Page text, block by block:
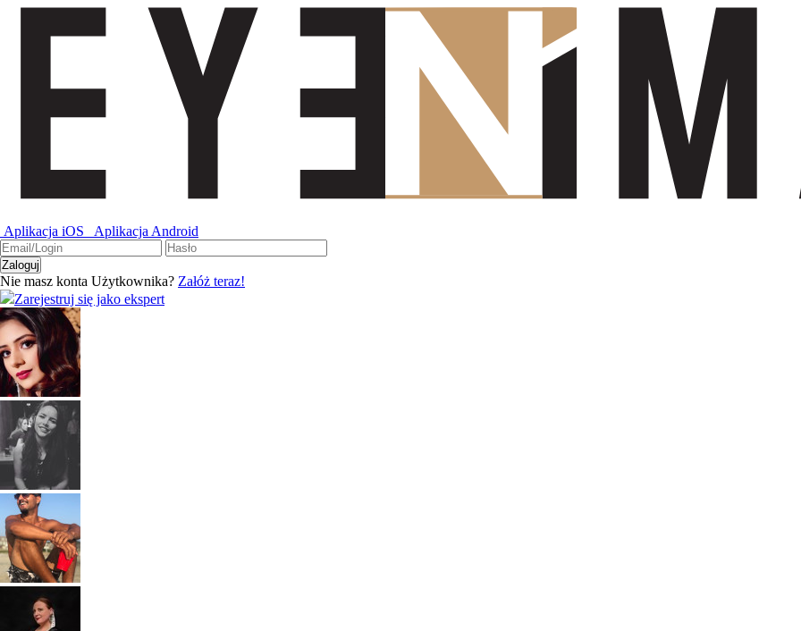
Aplikacja iOS Aplikacja Android
Nie masz konta Użytkownika? Załóż teraz!
Zarejestruj się jako ekspert